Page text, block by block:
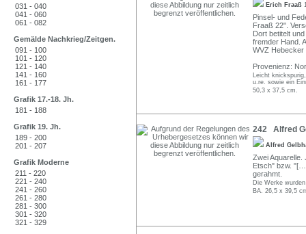
031 - 040
041 - 060
061 - 082
Gemälde Nachkrieg/Zeitgen.
091 - 100
101 - 120
121 - 140
141 - 160
161 - 177
Grafik 17.-18. Jh.
181 - 188
Grafik 19. Jh.
189 - 200
201 - 207
Grafik Moderne
211 - 220
221 - 240
241 - 260
261 - 280
281 - 300
301 - 320
321 - 329
Erich Fraaß
Pinsel- und
Fraaß 22".
Dort betitelt
fremder Hand.
WVZ Hebecker
Provenienz:
Leicht
u.re. sowie ein
50,3 x 37,5 cm.
242 Alfred
Alfred
Zwei Aquarelle.
Etsch" bzw.
gerahmt.
Die Werke
BA. 26,5 x 39,5